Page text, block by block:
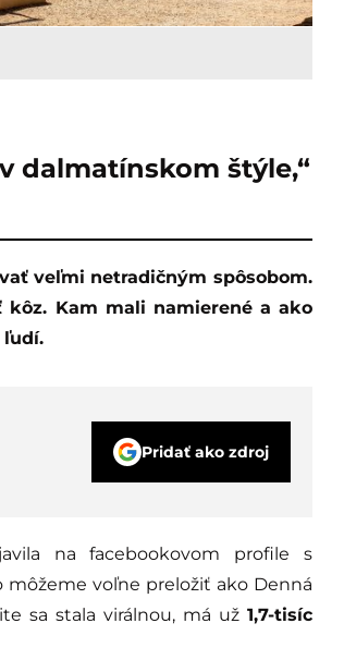
dalmatínskom štýle,“
Kam mali namierené a ako
ľudí.
Pridať ako zdroj
na facebookovom profile s
môžeme voľne preložiť ako Denná
sa stala virálnou, má už 1,7-tisíc